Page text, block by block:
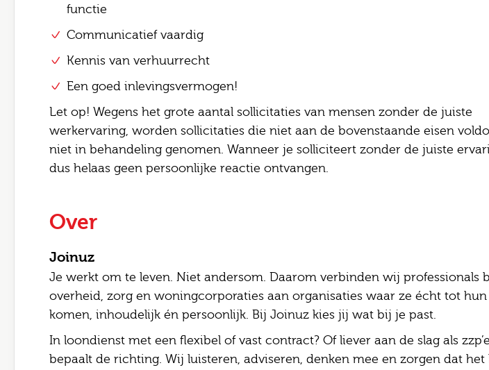
functie
Communicatief vaardig
Kennis van verhuurrecht
Een goed inlevingsvermogen!
Let op! Wegens het grote aantal sollicitaties van mensen zonder de juiste
werkervaring, worden sollicitaties die niet aan de bovenstaande eisen
niet in behandeling genomen. Wanneer je solliciteert zonder de juiste
dus helaas geen persoonlijke reactie ontvangen.
Over
Joinuz
Je werkt om te leven. Niet andersom. Daarom verbinden wij professionals
overheid, zorg en woningcorporaties aan organisaties waar ze écht tot
komen, inhoudelijk én persoonlijk. Bij Joinuz kies jij wat bij je past.
In loondienst met een flexibel of vast contract? Of liever aan de slag als
bepaalt de richting. Wij luisteren, adviseren, denken mee en zorgen dat het